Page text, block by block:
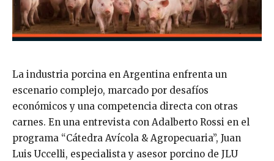
La industria porcina en Argentina enfrenta un
escenario complejo, marcado por desafíos
económicos y una competencia directa con otras
carnes. En una entrevista con Adalberto Rossi en el
programa “Cátedra Avícola & Agropecuaria”, Juan
Luis Uccelli, especialista y asesor porcino de JLU